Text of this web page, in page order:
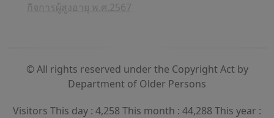
กิจการผู้สูงอายุ พ.ศ.2567
© All rights reserved under the Copyright Act by
Department of Older Persons
Visitors This day : 4,258 This month : 44,288 This year :